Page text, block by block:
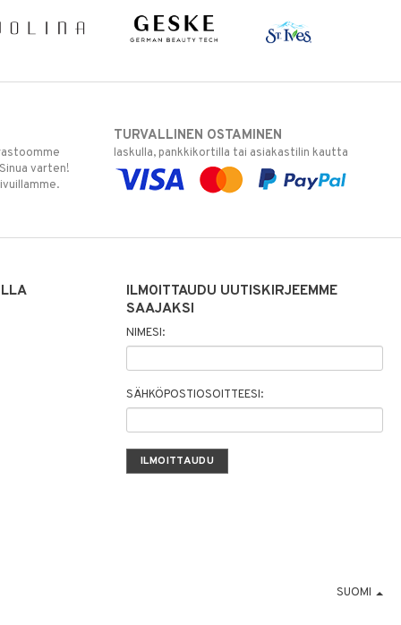
varten!
TURVALLINEN OSTAMINEN
laskulla, pankkikortilla tai asiakastilin kautta
ILMOITTAUDU UUTISKIRJEEMME
SAAJAKSI
NIMESI:
SÄHKÖPOSTIOSOITTEESI:
SUOMI